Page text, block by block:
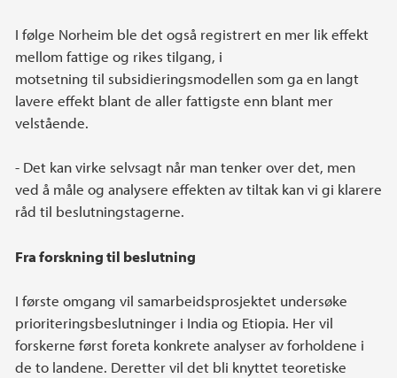
I følge Norheim ble det også registrert en mer lik effekt
mellom fattige og rikes tilgang, i
motsetning til subsidieringsmodellen som ga en langt
lavere effekt blant de aller fattigste enn blant mer
velstående.
- Det kan virke selvsagt når man tenker over det, men
ved å måle og analysere effekten av tiltak kan vi gi klarere
råd til beslutningstagerne.
Fra forskning til beslutning
I første omgang vil samarbeidsprosjektet undersøke
prioriteringsbeslutninger i India og Etiopia. Her vil
forskerne først foreta konkrete analyser av forholdene i
de to landene. Deretter vil det bli knyttet teoretiske